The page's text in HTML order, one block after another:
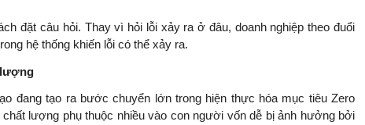
đặt câu hỏi. Thay vì hỏi lỗi xảy ra ở đâu, doanh nghiệp theo đuổi
hệ thống khiến lỗi có thể xảy ra.
lượng
đang tạo ra bước chuyển lớn trong hiện thực hóa mục tiêu Zero
lượng phụ thuộc nhiều vào con người vốn dễ bị ảnh hưởng bởi